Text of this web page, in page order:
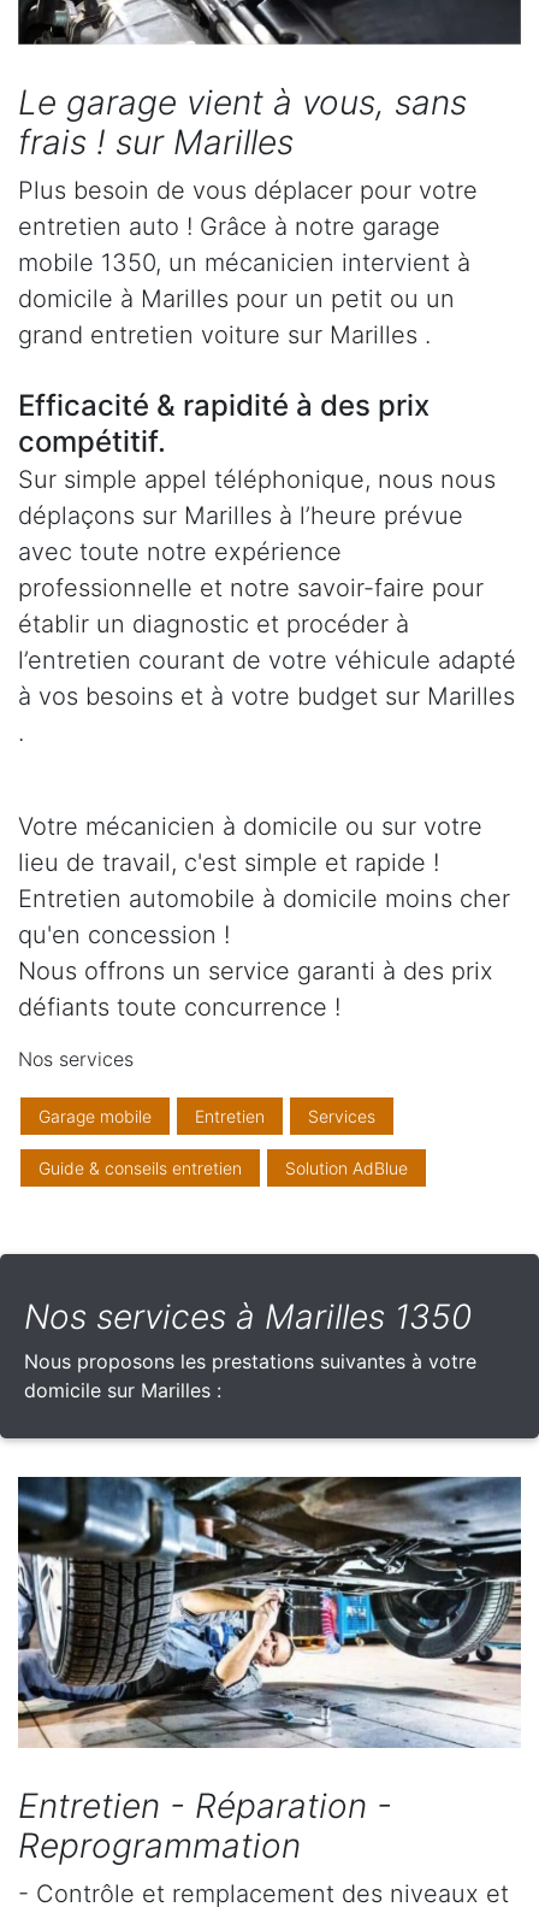
Le garage vient à vous, sans
frais ! sur Marilles
Plus besoin de vous déplacer pour votre
entretien auto ! Grâce à notre garage
mobile 1350, un mécanicien intervient à
domicile à Marilles pour un petit ou un
grand entretien voiture sur Marilles .
Efficacité & rapidité à des prix
compétitif.
Sur simple appel téléphonique, nous nous
déplaçons sur Marilles à l’heure prévue
avec toute notre expérience
professionnelle et notre savoir-faire pour
établir un diagnostic et procéder à
l’entretien courant de votre véhicule adapté
à vos besoins et à votre budget sur Marilles
.
Votre mécanicien à domicile ou sur votre
lieu de travail, c'est simple et rapide !
Entretien automobile à domicile moins cher
qu'en concession !
Nous offrons un service garanti à des prix
défiants toute concurrence !
Nos services
Garage mobile Entretien Services
Guide & conseils entretien Solution AdBlue
Nos services à Marilles 1350
Nous proposons les prestations suivantes à votre
domicile sur Marilles :
Entretien - Réparation -
Reprogrammation
- Contrôle et remplacement des niveaux et